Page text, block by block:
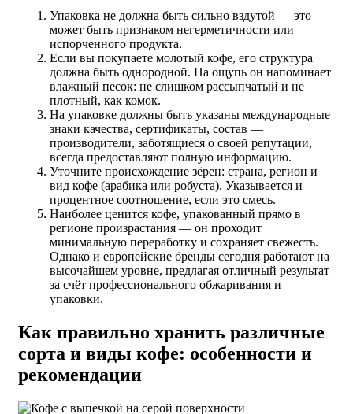
Упаковка не должна быть сильно вздутой — это
может быть признаком негерметичности или
испорченного продукта.
Если вы покупаете молотый кофе, его структура
должна быть однородной. На ощупь он напоминает
влажный песок: не слишком рассыпчатый и не
плотный, как комок.
На упаковке должны быть указаны международные
знаки качества, сертификаты, состав —
производители, заботящиеся о своей репутации,
всегда предоставляют полную информацию.
Уточните происхождение зёрен: страна, регион и
вид кофе (арабика или робуста). Указывается и
процентное соотношение, если это смесь.
Наиболее ценится кофе, упакованный прямо в
регионе произрастания — он проходит
минимальную переработку и сохраняет свежесть.
Однако и европейские бренды сегодня работают на
высочайшем уровне, предлагая отличный результат
за счёт профессионального обжаривания и
упаковки.
Как правильно хранить различные
сорта и виды кофе: особенности и
рекомендации